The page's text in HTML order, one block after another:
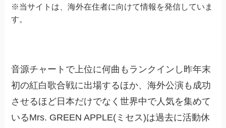
※当サイトは、海外在住者に向けて情報を発信していま
す。
音源チャートで上位に何曲もランクインし昨年末
初の紅白歌合戦に出場するほか、海外公演も成功
させるほど日本だけでなく世界中で人気を集めて
いるMrs. GREEN APPLE(ミセス)は過去に活動休